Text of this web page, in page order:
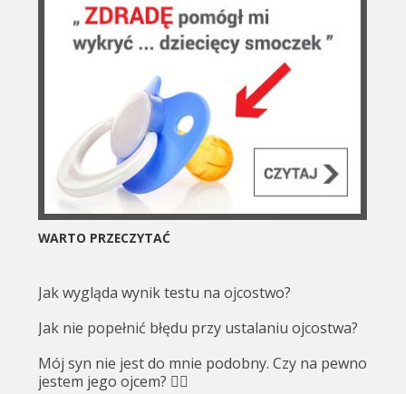
WARTO PRZECZYTAĆ
Jak wygląda wynik testu na ojcostwo?
Jak nie popełnić błędu przy ustalaniu ojcostwa?
Mój syn nie jest do mnie podobny. Czy na pewno
jestem jego ojcem? 🤷‍♂️